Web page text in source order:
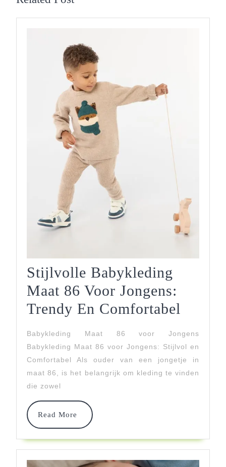
Stijlvolle Babykleding
Maat 86 Voor Jongens:
Trendy En Comfortabel
Maat
86
Voor
En
Babykleding Maat 86 voor Jongens
Babykleding Maat 86 voor Jongens: Stijlvol en
Comfortabel Als ouder van een jongetje in
maat 86, is het belangrijk om kleding te vinden
die zowel
Read More
Read
More